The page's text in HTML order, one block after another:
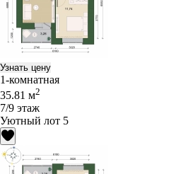
Узнать цену
1-комнатная
35.81 м2
7/9 этаж
Уютный лот 5